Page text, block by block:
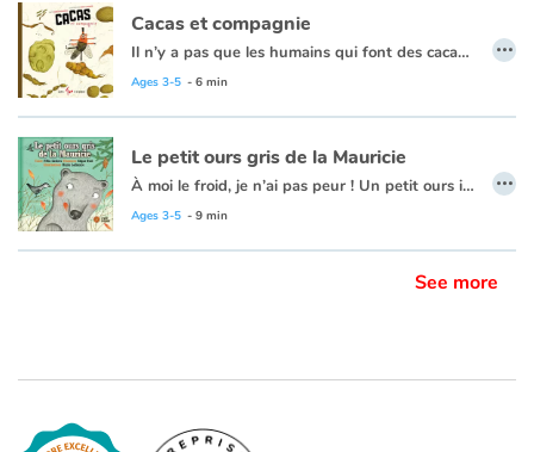
Cacas et compagnie
Il n’y a pas que les humains qui font des cacas. Tous les animaux, les oiseaux, les insectes, les poissons, du plus petit au plus grand, rejettent des déchets. Une aventure écologique aussi amusante qu’éducative.
Ages 3-5 - 6 min
…
Le petit ours gris de la Mauricie
À moi le froid, je n’ai pas peur ! Un petit ours ignore les conseils de ses parents et choisit de passer l’hiver loin de sa tanière. Libre, il fait la fête avec les oiseaux, les renards et les chevreuils. Mais le printemps est bien loin ! Rempli d’illustrations vivantes et raffinées, le livre est un hommage à la grande forêt québécoise, à ses arbres et à ses animaux. Les dix pièces musicales créées spécialement par Edgar Bori pour accompagner le conte suivent les aventures de l’ourson et de ses amis sur des airs circassiens, traditionnels ou jazz. Au rythme des saisons et des chansons, petit ourson deviendra grand!
Ages 3-5 - 9 min
…
See more